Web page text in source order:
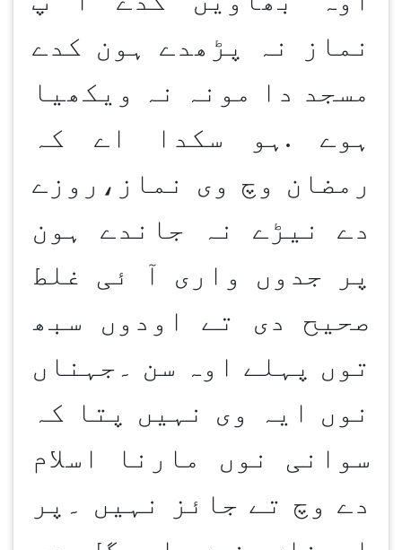
نماز نہ پڑھدے ہون کدے
مسجد دا مونہ نہ ویکھیا
ہوے .ہو سکدا اے کہ
رمضان وچ وی نماز،روزے
دے نیڑے نہ جاندے ہون
پر جدوں واری آ ئی غلط
صحیح دی تے اودوں سبھ
توں پہلے اوہ سن ۔جہناں
نوں ایہ وی نہیں پتا کہ
سوانی نوں مارنا اسلام
دے وچ تے جائز نہیں ۔پر